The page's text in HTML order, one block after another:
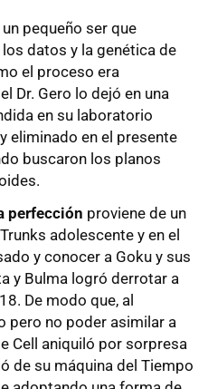
pequeño ser que
datos y la genética de
el proceso era
Dr. Gero lo dejó en una
en su laboratorio
eliminado en el presente
buscaron los planos
perfección proviene de un
adolescente y en el
y conocer a Goku y sus
y Bulma logró derrotar a
De modo que, al
pero no poder asimilar a
Cell aniquiló por sorpresa
de su máquina del Tiempo